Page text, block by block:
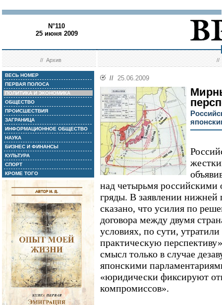
N°110
25 июня 2009
//Архив //
ВЕСЬ НОМЕР
ПЕРВАЯ ПОЛОСА
ПОЛИТИКА И ЭКОНОМИКА
ОБЩЕСТВО
ПРОИСШЕСТВИЯ
ЗАГРАНИЦА
ИНФОРМАЦИОННОЕ ОБЩЕСТВО
НАУКА
БИЗНЕС И ФИНАНСЫ
КУЛЬТУРА
СПОРТ
КРОМЕ ТОГО
// 25.06.2009
над четырьмя
гряды. В заявлении нижней
сказано, что усилия по
договора между двумя
условиях, по сути,
практическую
смысл только в случае
японскими
«юридически фиксируют
компромиссов».